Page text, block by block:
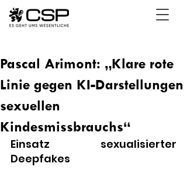
Pascal Arimont: „Klare rote
Linie gegen KI-Darstellungen
sexuellen
Kindesmissbrauchs“
Einsatz sexualisierter
Deepfakes